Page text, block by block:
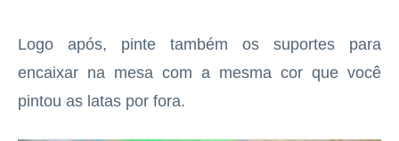
Logo após, pinte também os suportes para
encaixar na mesa com a mesma cor que você
pintou as latas por fora.